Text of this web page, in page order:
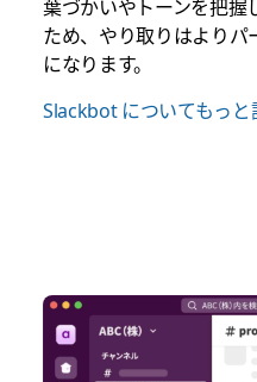
葉づかいやトーンを把握
ため、やり取りはより
になります。
Slackbot についてもっと